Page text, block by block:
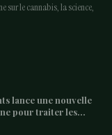
sur le cannabis, la science,
lance une nouvelle
pour traiter les
et de